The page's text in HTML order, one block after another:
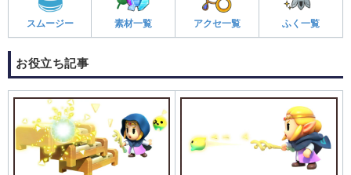
スムージー 素材一覧 アクセ一覧 ふく一覧
お役立ち記事